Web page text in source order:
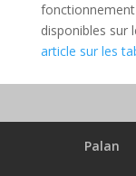
disponibles sur
article sur les
Palan